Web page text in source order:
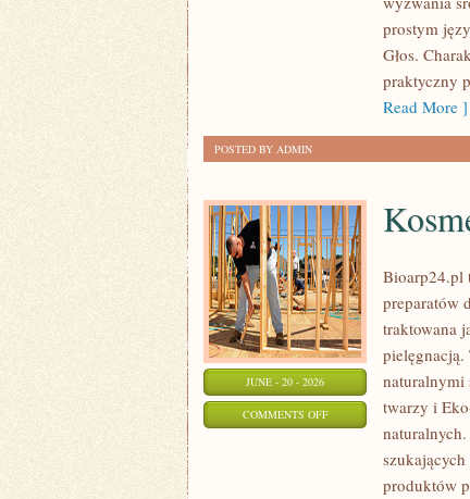
prostym
Głos.
praktyczny
Read More ]
POSTED BY ADMIN
JUNE - 20 - 2026
COMMENTS OFFON
KOSMETYKI
Bioarp24.pl
preparatów
traktowana
pielęgnacją.
naturalnymi
twarzy i
produktów